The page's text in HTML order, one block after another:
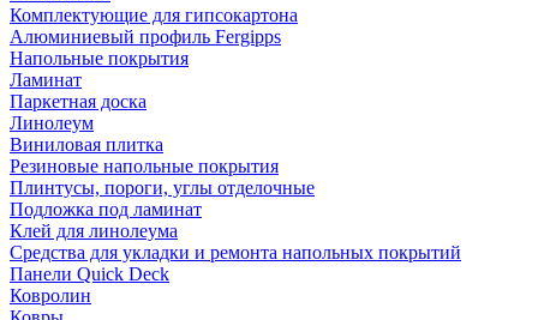
Комплектующие для гипсокартона
Алюминиевый профиль Fergipps
Напольные покрытия
Ламинат
Паркетная доска
Линолеум
Виниловая плитка
Резиновые напольные покрытия
Плинтусы, пороги, углы отделочные
Подложка под ламинат
Клей для линолеума
Средства для укладки и ремонта напольных покрытий
Панели Quick Deck
Ковролин